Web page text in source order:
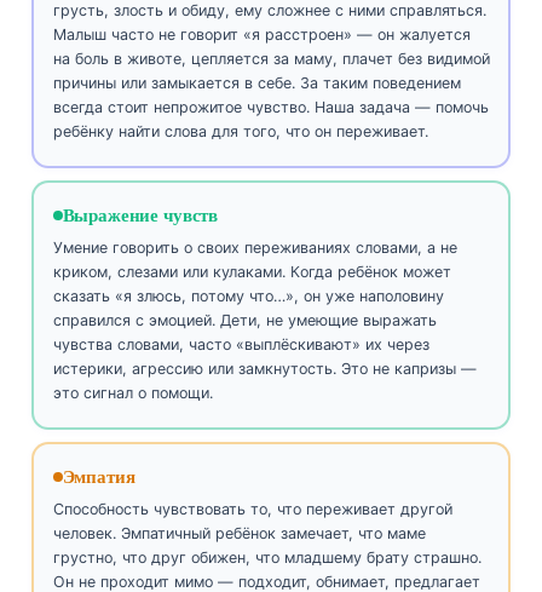
грусть, злость и обиду, ему сложнее с ними справляться.
Малыш часто не говорит «я расстроен» — он жалуется
на боль в животе, цепляется за маму, плачет без видимой
причины или замыкается в себе. За таким поведением
всегда стоит непрожитое чувство. Наша задача — помочь
ребёнку найти слова для того, что он переживает.
Выражение чувств
Умение говорить о своих переживаниях словами, а не
криком, слезами или кулаками. Когда ребёнок может
сказать «я злюсь, потому что…», он уже наполовину
справился с эмоцией. Дети, не умеющие выражать
чувства словами, часто «выплёскивают» их через
истерики, агрессию или замкнутость. Это не капризы —
это сигнал о помощи.
Эмпатия
Способность чувствовать то, что переживает другой
человек. Эмпатичный ребёнок замечает, что маме
грустно, что друг обижен, что младшему брату страшно.
Он не проходит мимо — подходит, обнимает, предлагает